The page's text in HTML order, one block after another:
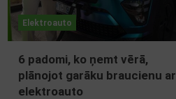
Elektroauto
6 padomi, ko ņemt vērā,
plānojot garāku braucienu ar
elektroauto